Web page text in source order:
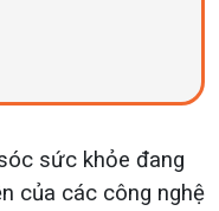
sức khỏe đang
của các công nghệ